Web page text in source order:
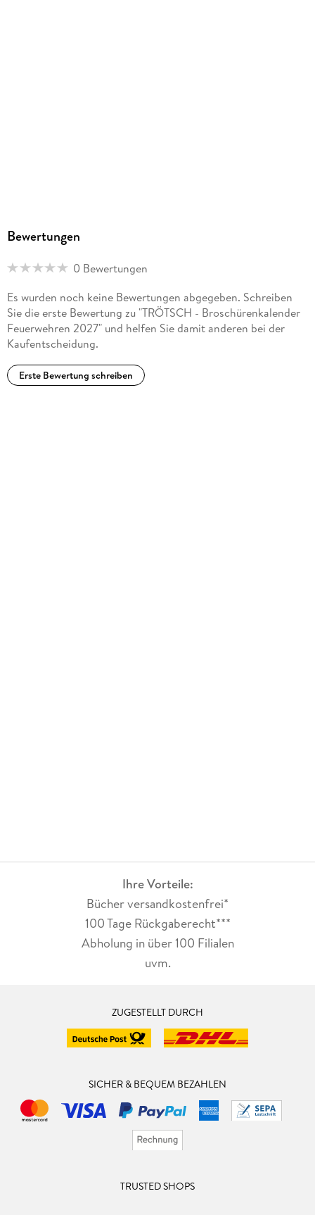
Bewertungen
0 Bewertungen
Es wurden noch keine Bewertungen abgegeben. Schreiben
Sie die erste Bewertung zu "TRÖTSCH - Broschürenkalender
Feuerwehren 2027" und helfen Sie damit anderen bei der
Kaufentscheidung.
Erste Bewertung schreiben
Ihre Vorteile:
Bücher versandkostenfrei*
100 Tage Rückgaberecht***
Abholung in über 100 Filialen
uvm.
ZUGESTELLT DURCH
SICHER & BEQUEM BEZAHLEN
TRUSTED SHOPS